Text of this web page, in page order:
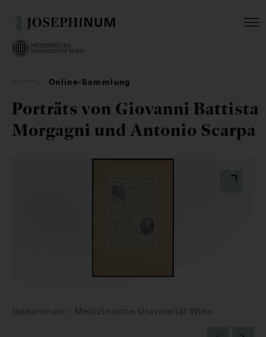
Online-Sammlung
Porträts von Giovanni Battista
Morgagni und Antonio Scarpa
Josephinum - Medizinische Universität Wien